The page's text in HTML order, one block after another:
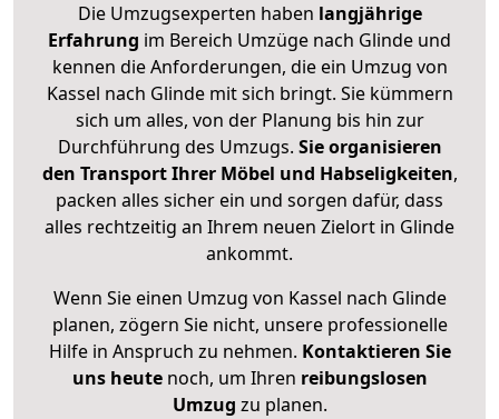
Die Umzugsexperten haben langjährige
Erfahrung im Bereich Umzüge nach Glinde und
kennen die Anforderungen, die ein Umzug von
Kassel nach Glinde mit sich bringt. Sie kümmern
sich um alles, von der Planung bis hin zur
Durchführung des Umzugs. Sie organisieren
den Transport Ihrer Möbel und Habseligkeiten,
packen alles sicher ein und sorgen dafür, dass
alles rechtzeitig an Ihrem neuen Zielort in Glinde
ankommt.
Wenn Sie einen Umzug von Kassel nach Glinde
planen, zögern Sie nicht, unsere professionelle
Hilfe in Anspruch zu nehmen. Kontaktieren Sie
uns heutenoch, um Ihren reibungslosen
Umzug zu planen.